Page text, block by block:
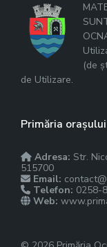
(de
de Utilizare.
Primăria
Adresa: Str.
515700
Email:
Telefon: 0258-
Web: